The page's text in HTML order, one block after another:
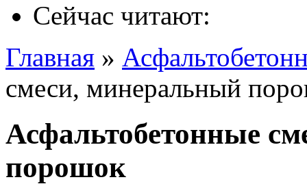
Сейчас читают:
Главная »
смеси, минеральный
Асфальтобетонные
порошок